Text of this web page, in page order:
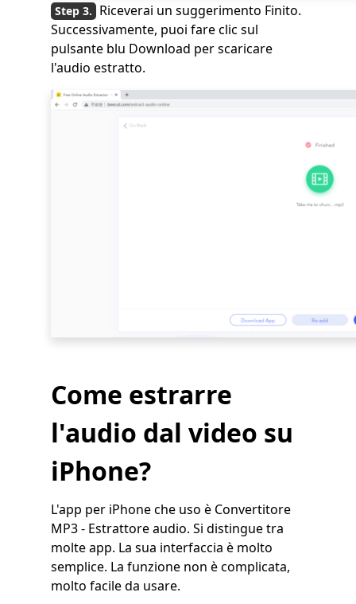
Riceverai un suggerimento Finito.
Successivamente, puoi fare clic sul
pulsante blu Download per scaricare
l'audio estratto.
Come estrarre
l'audio dal video su
iPhone?
L'app per iPhone che uso è Convertitore
MP3 - Estrattore audio. Si distingue tra
molte app. La sua interfaccia è molto
semplice. La funzione non è complicata,
molto facile da usare.